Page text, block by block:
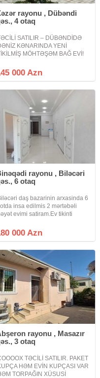
rayonu , Dübəndi
4 otaq
SATILIR – DÜBƏNDİDƏ
KƏNARINDA YENİ
MÖHTƏŞƏM BAĞ EVİ!
qiymətə satıram! Özüm və
üçün yüksək keyfiyyətlə
sahibini
000 Azn
rayonu , Biləcəri
6 otaq
daş bazarinin arxasinda 6
insa edilmis 2 mərtəbəli
evimi satiram.Ev tikinti
edilmişdir.Həyətində meyvə
genış həyəti var.Ev 7/24
000 Azn
rayonu , Masazır
3 otaq
TƏCİLİ SATILIR. PAKET
HƏM EVİN KUPÇASI VAR
TORPAĞIN XÜSUSİ